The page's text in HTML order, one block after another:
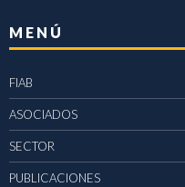
MENÚ
FIAB
ASOCIADOS
SECTOR
PUBLICACIONES